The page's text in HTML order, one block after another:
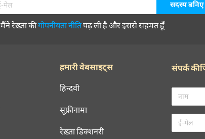
मैंने रेख़्ता कीगोपनीयता नीतिपढ़ ली है और इससे सहमत हूँ
हमारी वेबसाइट्स
हिन्दवी
सूफ़ीनामा
रेख़्ता डिक्शनरी
संपर्क